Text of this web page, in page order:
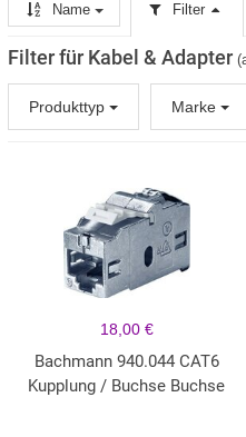
Name Filter
Filter für Kabel & Adapter
Produkttyp Marke
18,00 €
Bachmann 940.044 CAT6
Kupplung / Buchse Buchse